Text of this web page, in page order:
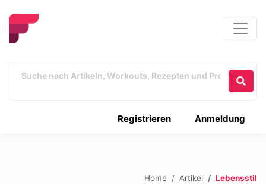
Anmeldung
Registrieren
Home Artikel Lebensstil